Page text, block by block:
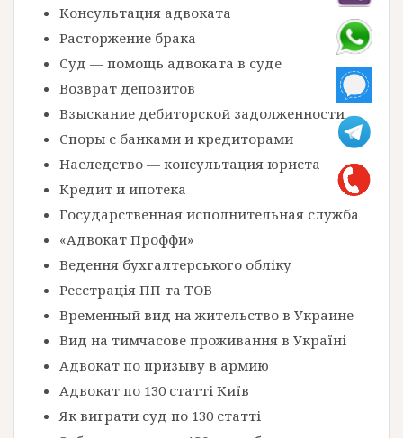
Консультация адвоката
Расторжение брака
Суд — помощь адвоката в суде
Возврат депозитов
Взыскание дебиторской задолженности
Споры с банками и кредиторами
Наследство — консультация юриста
Кредит и ипотека
Государственная исполнительная служба
«Адвокат Проффи»
Ведення бухгалтерського обліку
Реєстрація ПП та ТОВ
Временный вид на жительство в Украине
Вид на тимчасове проживання в Україні
Адвокат по призыву в армию
Адвокат по 130 статті Київ
Як виграти суд по 130 статті